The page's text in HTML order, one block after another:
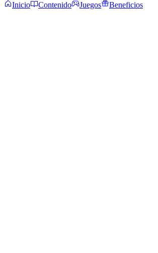
Inicio Contenido Juegos Beneficios